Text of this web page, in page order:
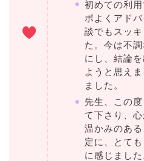
初めての利
ポよくアド
談でもスッ
た。今は不
にし、結論
ようと思え
ました。
先生、この
て下さり、心
温かみのあ
定に、とて
に感じまし